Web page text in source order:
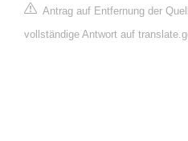
Antrag auf Entfernung der
vollständige Antwort auf